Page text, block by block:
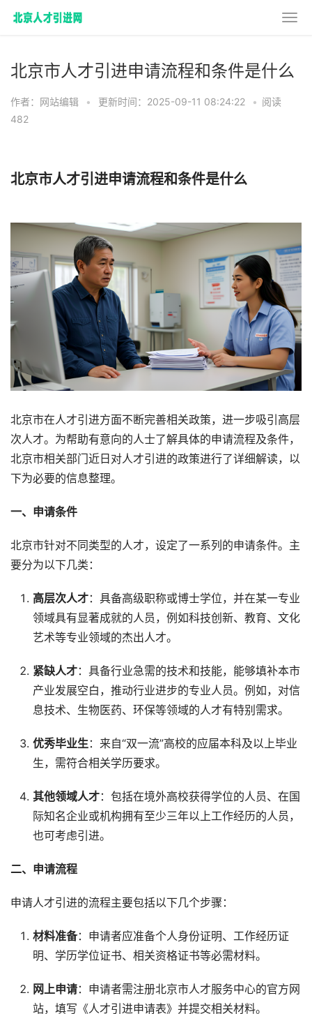
北京市人才引进申请流程和条件是什么
作者：网站编辑 • 更新时间：2025-09-11 08:24:22 • 阅读
482
北京市人才引进申请流程和条件是什么
北京市在人才引进方面不断完善相关政策，进一步吸引高层
次人才。为帮助有意向的人士了解具体的申请流程及条件，
北京市相关部门近日对人才引进的政策进行了详细解读，以
下为必要的信息整理。
一、申请条件
北京市针对不同类型的人才，设定了一系列的申请条件。主
要分为以下几类：
高层次人才：具备高级职称或博士学位，并在某一专业
领域具有显著成就的人员，例如科技创新、教育、文化
艺术等专业领域的杰出人才。
紧缺人才：具备行业急需的技术和技能，能够填补本市
产业发展空白，推动行业进步的专业人员。例如，对信
息技术、生物医药、环保等领域的人才有特别需求。
优秀毕业生：来自“双一流”高校的应届本科及以上毕业
生，需符合相关学历要求。
其他领域人才：包括在境外高校获得学位的人员、在国
际知名企业或机构拥有至少三年以上工作经历的人员，
也可考虑引进。
二、申请流程
申请人才引进的流程主要包括以下几个步骤：
材料准备：申请者应准备个人身份证明、工作经历证
明、学历学位证书、相关资格证书等必需材料。
网上申请：申请者需注册北京市人才服务中心的官方网
站，填写《人才引进申请表》并提交相关材料。